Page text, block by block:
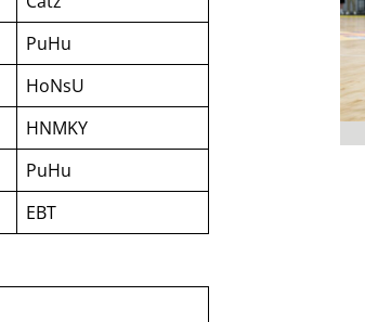
PuHu
HoNsU
HNMKY
PuHu
EBT